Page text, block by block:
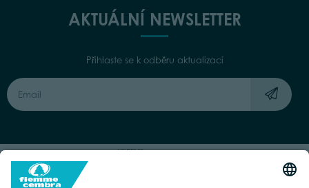
AKTUÁLNÍ NEWSLETTER
Přihlaste se k odběru aktualizací